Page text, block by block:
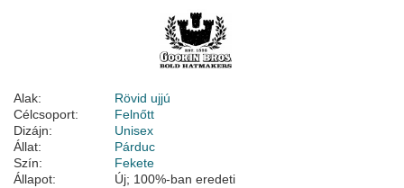
Alak:
Rövid ujjú
Célcsoport:
Felnőtt
Dizájn:
Unisex
Állat:
Párduc
Szín:
Fekete
Állapot:
Új; 100%-ban eredeti